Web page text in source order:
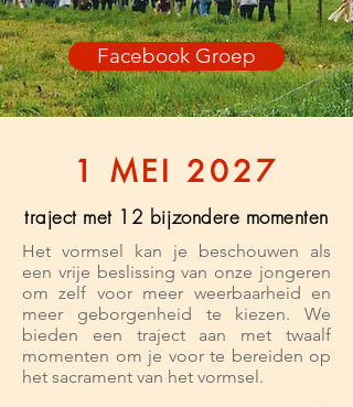
Facebook Groep
1 MEI 2027
traject met 12 bijzondere momenten
Het vormsel kan je beschouwen als
een vrije beslissing van onze jongeren
om zelf voor meer weerbaarheid en
meer geborgenheid te kiezen. We
bieden een traject aan met twaalf
momenten om je voor te bereiden op
het sacrament van het vormsel.